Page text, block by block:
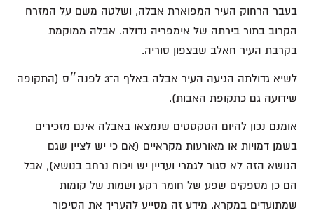
בעבר הרחוק העיר המפוארת אבלה, ושלטה משם על המזרח
הקרוב בתור בירתה של אימפריה גדולה. אבלה ממוקמת
בקרבת העיר חאלב שבצפון סוריה.
לשיא גדולתה הגיעה העיר אבלה באלף ה־3 לפנה״ס (התקופה
שידועה גם כתקופת האבות).
אומנם נכון להיום הטקסטים שנמצאו באבלה אינם מזכירים
בשמן דמויות או מאורעות מקראיים (אם כי יש לציין שגם
הנושא הזה לא סגור לגמרי ועדיין יש ויכוח נרחב בנושא), אבל
הם כן מספקים שפע של חומר רקע ושמות של קומות
שמתועדים במקרא. מידע זה מסייע להעריך את הסיפור